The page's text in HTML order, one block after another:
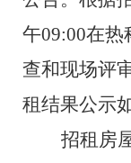
午09:00在热
查和现场评
租结果公示
招租 房